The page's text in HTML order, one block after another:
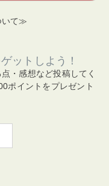
いて≫
ットしよう！
・感想など投稿してく
ポイントをプレゼント